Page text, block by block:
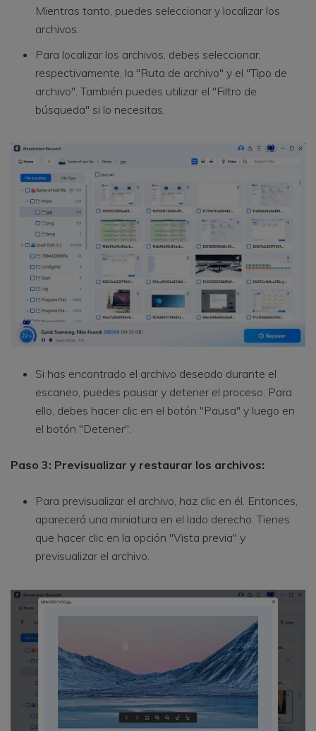
Mientras tanto, puedes seleccionar y localizar los
archivos.
Para localizar los archivos, debes seleccionar,
respectivamente, la "Ruta de archivo" y el "Tipo de
archivo". También puedes utilizar el "Filtro de
búsqueda" si lo necesitas.
Si has encontrado el archivo deseado durante el
escaneo, puedes pausar y detener el proceso. Para
ello, debes hacer clic en el botón "Pausa" y luego en
el botón "Detener".
Paso 3: Previsualizar y restaurar los archivos:
Para previsualizar el archivo, haz clic en él. Entonces,
aparecerá una miniatura en el lado derecho. Tienes
que hacer clic en la opción "Vista previa" y
previsualizar el archivo.